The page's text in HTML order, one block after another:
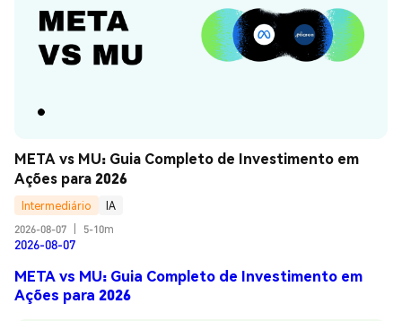
META vs MU: Guia Completo de Investimento em
Ações para 2026
Intermediário
IA
2026-08-07
5-10m
2026-08-07
META vs MU: Guia Completo de Investimento em
Ações para 2026